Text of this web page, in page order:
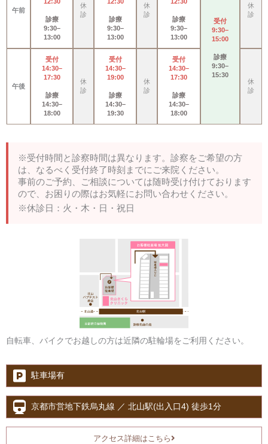
午前
診療
9:30–
13:00
休
診
診療
9:30–
13:00
休
診
診療
9:30–
13:00
受付
9:30–
15:00
診療
9:30–
15:30
休
診
午後
受付
14:30–
17:30
診療
14:30–
18:00
休
診
受付
14:30–
19:00
診療
14:30–
19:30
休
診
受付
14:30–
17:30
診療
14:30–
18:00
休
診
※受付時間と診察時間は異なります。診察をご希望の方
は、なるべく受付終了時刻までにご来院ください。
事前のご予約、ご相談については随時受け付けております
ので、お困りの際はお気軽にお問い合わせください。
※休診日：火・木・日・祝日
自転車、バイクでお越しの方は近隣の駐輪場をご利用ください。
駐車場有
京都市営地下鉄烏丸線 ／ 北山駅(出入口4) 徒歩1分
アクセス詳細はこちら